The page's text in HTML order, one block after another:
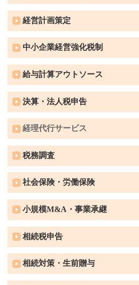
経営計画策定
中小企業経営強化税制
給与計算アウトソース
決算・法人税申告
経理代行サービス
税務調査
社会保険・労働保険
小規模M&A・事業承継
相続税申告
相続対策・生前贈与